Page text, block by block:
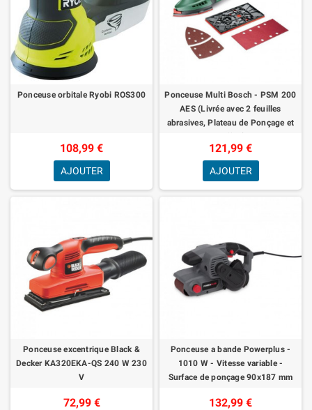
Ponceuse orbitale Ryobi ROS300
108,99 €
AJOUTER
Ponceuse Multi Bosch - PSM 200
AES (Livrée avec 2 feuilles
abrasives, Plateau de Ponçage et
Coffret)
121,99 €
AJOUTER
Ponceuse excentrique Black &
Decker KA320EKA-QS 240 W 230
V
72,99 €
Ponceuse a bande Powerplus -
1010 W - Vitesse variable -
Surface de ponçage 90x187 mm
132,99 €